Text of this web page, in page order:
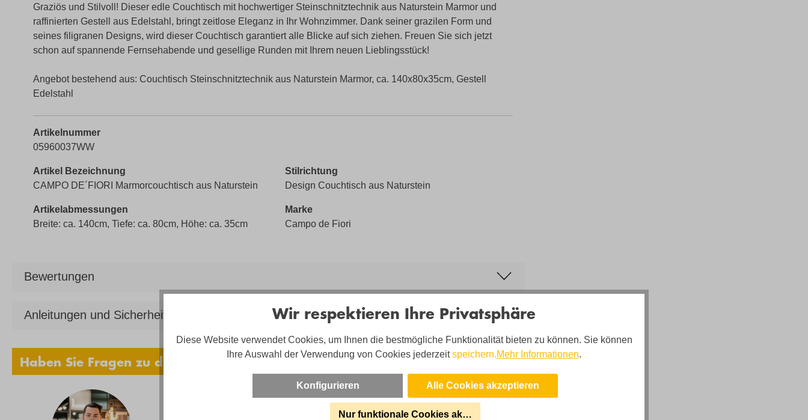
Graziös und Stilvoll! Dieser edle Couchtisch mit hochwertiger Steinschnitztechnik aus Naturstein Marmor und
raffinierten Gestell aus Edelstahl, bringt zeitlose Eleganz in Ihr Wohnzimmer. Dank seiner grazilen Form und
seines filigranen Designs, wird dieser Couchtisch garantiert alle Blicke auf sich ziehen. Freuen Sie sich jetzt
schon auf spannende Fernsehabende und gesellige Runden mit Ihrem neuen Lieblingsstück!
Angebot bestehend aus: Couchtisch Steinschnitztechnik aus Naturstein Marmor, ca. 140x80x35cm, Gestell
Edelstahl
Artikelnummer
05960037WW
Artikel Bezeichnung
CAMPO DE´FIORI Marmorcouchtisch aus Naturstein
Stilrichtung
Design Couchtisch aus Naturstein
Artikelabmessungen
Breite: ca. 140cm, Tiefe: ca. 80cm, Höhe: ca. 35cm
Marke
Campo de Fiori
Bewertungen
Anleitungen und Sicherheit
Haben Sie Fragen zu diesem Produkt?
Wir respektieren Ihre Privatsphäre
Diese Website verwendet Cookies, um Ihnen die bestmögliche Funktionalität bieten zu können. Sie können
Ihre Auswahl der Verwendung von Cookies jederzeitspeichern.Mehr Informationen.
Konfigurieren Alle Cookies akzeptieren
Nur funktionale Cookies akzeptieren